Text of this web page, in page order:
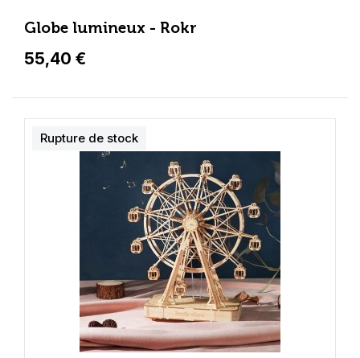
Globe lumineux - Rokr
55,40 €
Rupture de stock